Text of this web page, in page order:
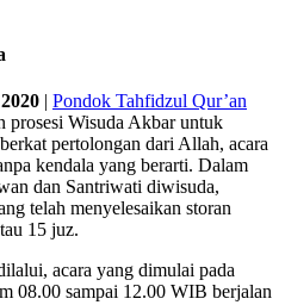
| Pondok Tahfidzul Qur’an
prosesi Wisuda Akbar untuk
pertolongan dari Allah, acara
kendala yang berarti. Dalam
dan Santriwati diwisuda,
telah menyelesaikan storan
15 juz.
acara yang dimulai pada
08.00 sampai 12.00 WIB berjalan